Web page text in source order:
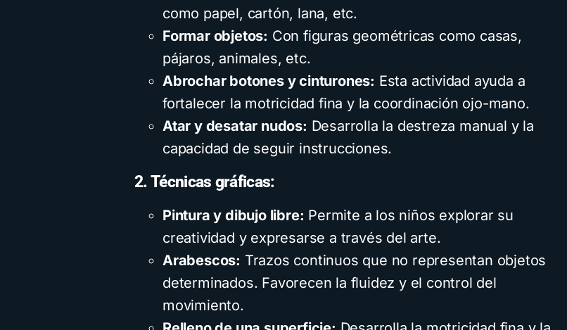
como papel, cartón, lana, etc.
Formar objetos: Con figuras geométricas como casas,
pájaros, animales, etc.
Abrochar botones y cinturones: Esta actividad ayuda a
fortalecer la motricidad fina y la coordinación ojo-mano.
Atar y desatar nudos: Desarrolla la destreza manual y la
capacidad de seguir instrucciones.
2. Técnicas gráficas:
Pintura y dibujo libre: Permite a los niños explorar su
creatividad y expresarse a través del arte.
Arabescos: Trazos continuos que no representan objetos
determinados. Favorecen la fluidez y el control del
movimiento.